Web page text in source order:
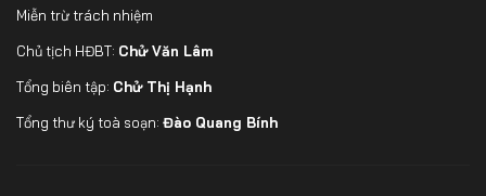
Miễn trừ trách nhiệm
Chủ tịch HĐBT: Chử Văn Lâm
Tổng biên tập: Chử Thị Hạnh
Tổng thư ký toà soạn: Đào Quang Bính